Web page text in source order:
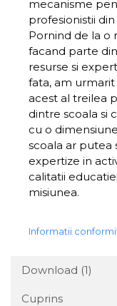
mecanisme
profesionistii
Pornind de la o
facand parte
resurse si
fata, am
acest al treilea
dintre scoala si
cu o
scoala ar putea
expertize in
calitatii
misiunea.
Informatii
Download (1)
Cuprins